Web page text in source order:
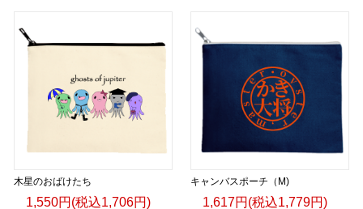
木星のおばけたち
1,550円(税込1,706円)
キャンバスポーチ（M)
1,617円(税込1,779円)